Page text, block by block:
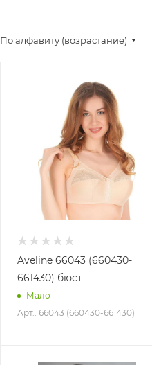
По алфавиту (возрастание)
Aveline 66043 (660430-
661430) бюст
Мало
Арт.: 66043 (660430-661430)